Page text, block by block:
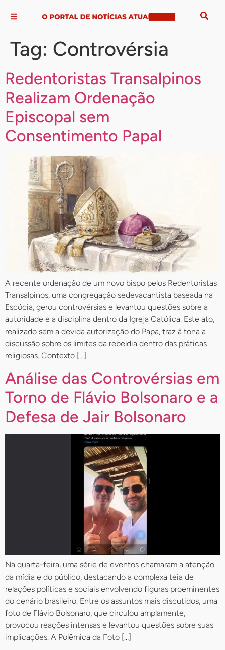
Tag: Controvérsia
Redentoristas Transalpinos
Realizam Ordenação
Episcopal sem
Consentimento Papal
A recente ordenação de um novo bispo pelos Redentoristas
Transalpinos, uma congregação sedevacantista baseada na
Escócia, gerou controvérsias e levantou questões sobre a
autoridade e a disciplina dentro da Igreja Católica. Este ato,
realizado sem a devida autorização do Papa, traz à tona a
discussão sobre os limites da rebeldia dentro das práticas
religiosas. Contexto […]
Análise das Controvérsias em
Torno de Flávio Bolsonaro e a
Defesa de Jair Bolsonaro
Na quarta-feira, uma série de eventos chamaram a atenção
da mídia e do público, destacando a complexa teia de
relações políticas e sociais envolvendo figuras proeminentes
do cenário brasileiro. Entre os assuntos mais discutidos, uma
foto de Flávio Bolsonaro, que circulou amplamente,
provocou reações intensas e levantou questões sobre suas
implicações. A Polêmica da Foto […]